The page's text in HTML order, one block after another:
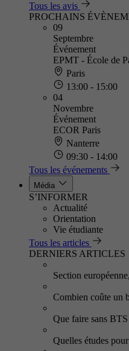
Tous les avis
PROCHAINS
09
Septembre
Événement
EPMT - École de
Paris
13:00 - 15:00
04
Novembre
Événement
ECOR Paris
Nanterre
09:30 - 14:00
Tous les événements
Média
S’INFORMER
Actualité
Orientation
Vie étudiante
Tous les articles
DERNIERS ARTICLES
Section
Combien coûte un
Que faire sans
Quelles études